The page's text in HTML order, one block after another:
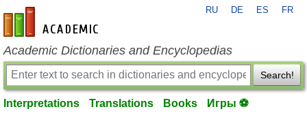
en-academic.com
RU DE ES FR
Academic Dictionaries and Encyclopedias
Search!
Interpretations Translations Books Игры ⚽